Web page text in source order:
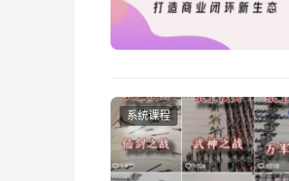
系统课程